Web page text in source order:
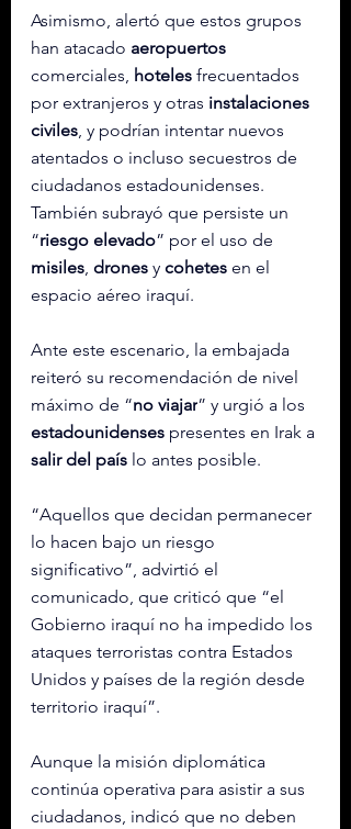
Asimismo, alertó que estos grupos
han atacado aeropuertos
comerciales, hoteles frecuentados
por extranjeros y otras instalaciones
civiles, y podrían intentar nuevos
atentados o incluso secuestros de
ciudadanos estadounidenses.
También subrayó que persiste un
“riesgo elevado” por el uso de
misiles, drones y cohetes en el
espacio aéreo iraquí.
Ante este escenario, la embajada
reiteró su recomendación de nivel
máximo de “no viajar” y urgió a los
estadounidenses presentes en Irak a
salir del país lo antes posible.
“Aquellos que decidan permanecer
lo hacen bajo un riesgo
significativo”, advirtió el
comunicado, que criticó que “el
Gobierno iraquí no ha impedido los
ataques terroristas contra Estados
Unidos y países de la región desde
territorio iraquí”.
Aunque la misión diplomática
continúa operativa para asistir a sus
ciudadanos, indicó que no deben